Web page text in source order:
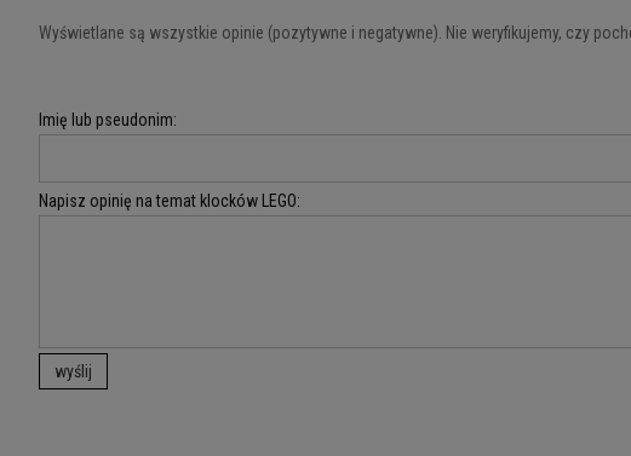
Wyświetlane są wszystkie opinie (pozytywne i negatywne). Nie weryfikujemy, czy
Imię lub pseudonim:
Napisz opinię na temat klocków LEGO:
wyślij